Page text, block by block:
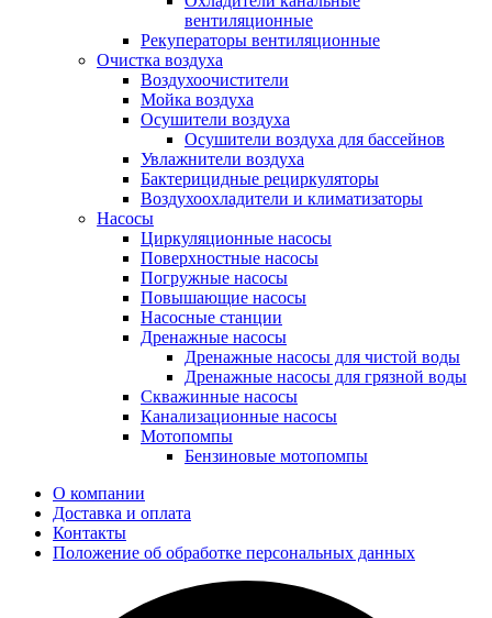
вентиляционные
Рекуператоры вентиляционные
Очистка воздуха
Воздухоочистители
Мойка воздуха
Осушители воздуха
Осушители воздуха для бассейнов
Увлажнители воздуха
Бактерицидные рециркуляторы
Воздухоохладители и климатизаторы
Насосы
Циркуляционные насосы
Поверхностные насосы
Погружные насосы
Повышающие насосы
Насосные станции
Дренажные насосы
Дренажные насосы для чистой воды
Дренажные насосы для грязной воды
Скважинные насосы
Канализационные насосы
Мотопомпы
Бензиновые мотопомпы
О компании
Доставка и оплата
Контакты
Положение об обработке персональных данных